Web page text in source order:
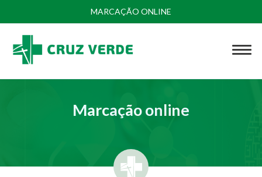
MARCAÇÃO ONLINE
Marcação online